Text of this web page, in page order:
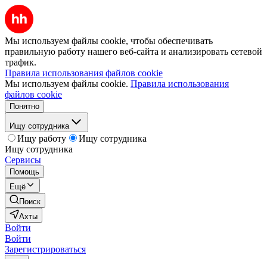
Мы используем файлы cookie, чтобы обеспечивать
правильную работу нашего веб-сайта и анализировать сетевой
трафик.
Правила использования файлов cookie
Мы используем файлы cookie. Правила использования
файлов cookie
Понятно
Ищу сотрудника
Ищу работу
Ищу сотрудника
Ищу сотрудника
Сервисы
Помощь
Ещё
Поиск
Ахты
Войти
Войти
Зарегистрироваться